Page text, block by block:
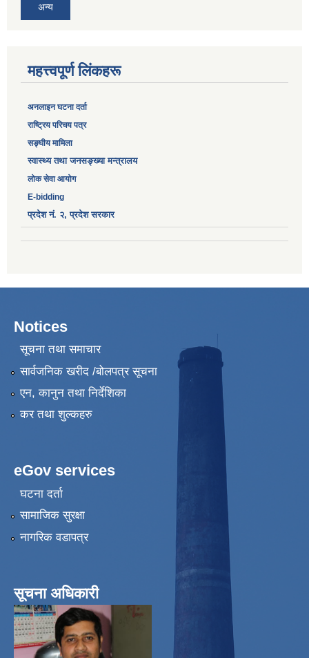
अन्य
महत्त्वपूर्ण लिंकहरू
अनलाइन घटना दर्ता
‎राष्ट्रिय परिचय पत्र
सङ्‍घीय मामिला
स्वास्थ्य तथा जनसङ्ख्या मन्त्रालय
लोक सेवा आयोग
E-bidding
प्रदेश नं. २, प्रदेश सरकार
Notices
सूचना तथा समाचार
सार्वजनिक खरीद /बोलपत्र सूचना
एन, कानुन तथा निर्देशिका
कर तथा शुल्कहरु
eGov services
घटना दर्ता
सामाजिक सुरक्षा
नागरिक वडापत्र
सूचना अधिकारी